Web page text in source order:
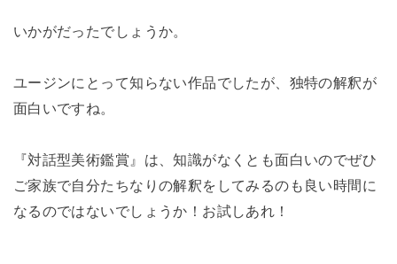
いかがだったでしょうか。
ユージンにとって知らない作品でしたが、独特の解釈が
面白いですね。
『対話型美術鑑賞』は、知識がなくとも面白いのでぜひ
ご家族で自分たちなりの解釈をしてみるのも良い時間に
なるのではないでしょうか！お試しあれ！